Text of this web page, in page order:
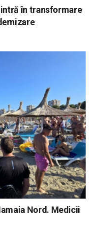
în transformare
Nord. Medicii